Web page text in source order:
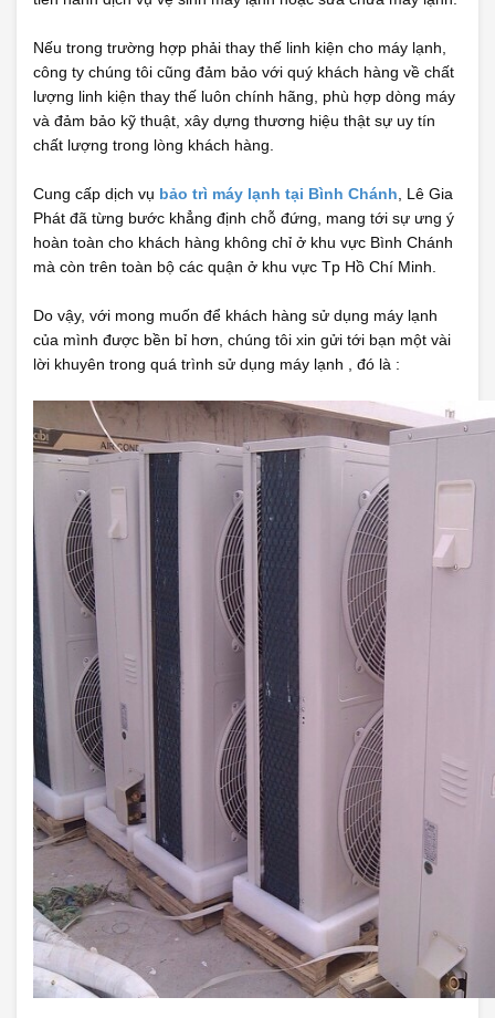
Nếu trong trường hợp phải thay thế linh kiện cho máy lạnh,
công ty chúng tôi cũng đảm bảo với quý khách hàng về chất
lượng linh kiện thay thế luôn chính hãng, phù hợp dòng máy
và đảm bảo kỹ thuật, xây dựng thương hiệu thật sự uy tín
chất lượng trong lòng khách hàng.
Cung cấp dịch vụ bảo trì máy lạnh tại Bình Chánh , Lê Gia
Phát đã từng bước khẳng định chỗ đứng, mang tới sự ưng ý
hoàn toàn cho khách hàng không chỉ ở khu vực Bình Chánh
mà còn trên toàn bộ các quận ở khu vực Tp Hồ Chí Minh.
Do vậy, với mong muốn để khách hàng sử dụng máy lạnh
của mình được bền bỉ hơn, chúng tôi xin gửi tới bạn một vài
lời khuyên trong quá trình sử dụng máy lạnh , đó là :